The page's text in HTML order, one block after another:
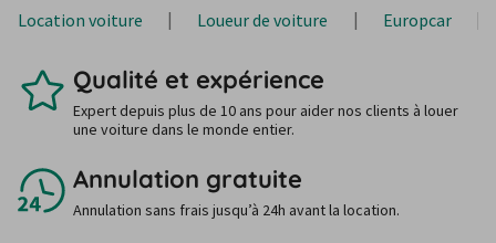
Location voiture Loueur de voiture Europcar
Qualité et expérience
Expert depuis plus de 10 ans pour aider nos clients à louer
une voiture dans le monde entier.
Annulation gratuite
Annulation sans frais jusqu’à 24h avant la location.